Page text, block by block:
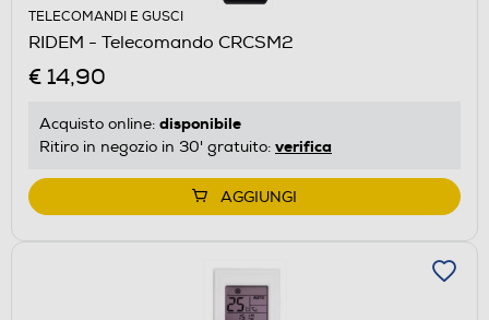
TELECOMANDI E GUSCI
RIDEM - Telecomando CRCSM2
€ 14,90
Acquisto online: disponibile
Ritiro in negozio in 30' gratuito: verifica
AGGIUNGI